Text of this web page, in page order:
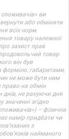
ви
або обміняти
всіх норм
товару належної
захист прав
товар
він був
формою, габаритами,
не може бути ним
на обмін
днів, не рахуючи дня
згідно
– фізична
намір придбати чи
з
найманого